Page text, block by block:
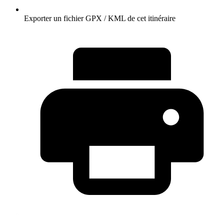
Exporter un fichier GPX / KML de cet itinéraire